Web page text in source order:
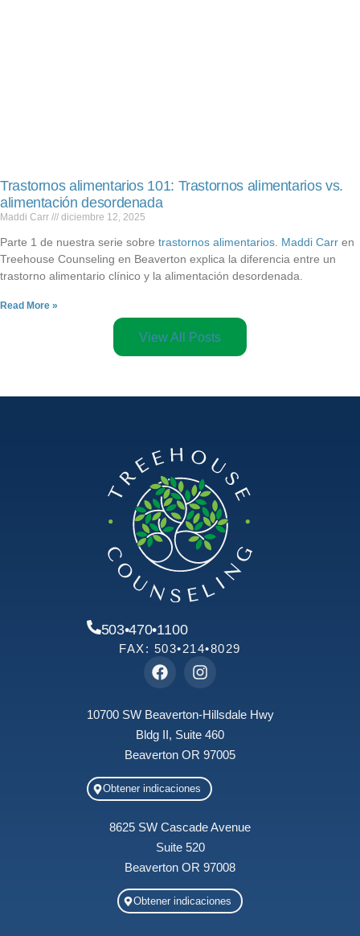
Trastornos alimentarios 101: Trastornos alimentarios vs.
alimentación desordenada
Maddi Carr diciembre 12, 2025
Parte 1 de nuestra serie sobre trastornos alimentarios Maddi Carr en
Treehouse Counseling en Beaverton explica la diferencia entre un
trastorno alimentario clínico y la alimentación desordenada.
Read More »
View All Posts
10700 SW Beaverton-Hillsdale Hwy
Bldg II, Suite 460
Beaverton OR 97005
Obtener indicaciones
8625 SW Cascade Avenue
Suite 520
Beaverton OR 97008
Obtener indicaciones
503•470•1100
FAX: 503•214•8029